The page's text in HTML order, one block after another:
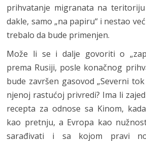
prihvatanje migranata na
dakle, samo „na papiru“ i nestao
trebalo da bude primenjen.
Može li se i dalje govoriti o
prema Rusiji, posle konačnog
bude završen gasovod „Severni
njenoj rastućoj privredi? Ima li
recepta za odnose sa Kinom,
kao pretnju, a Evropa kao
sarađivati i sa kojom pravi